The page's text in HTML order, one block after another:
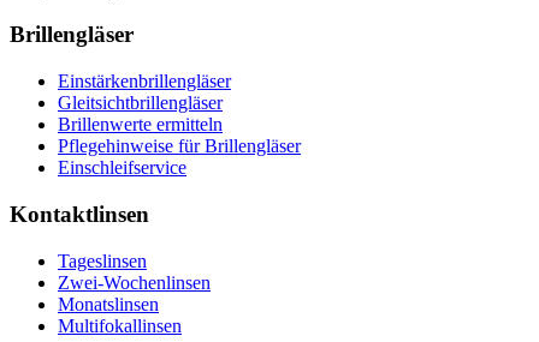
Brillengläser
Einstärkenbrillengläser
Gleitsichtbrillengläser
Brillenwerte ermitteln
Pflegehinweise für Brillengläser
Einschleifservice
Kontaktlinsen
Tageslinsen
Zwei-Wochenlinsen
Monatslinsen
Multifokallinsen